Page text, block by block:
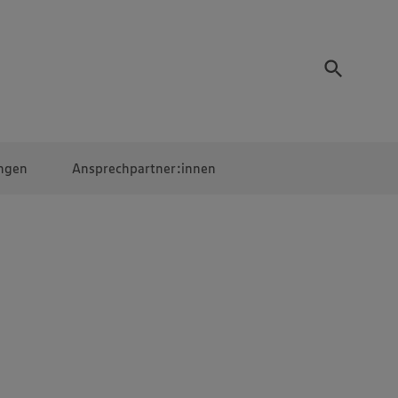
Ansprechpartner:innen